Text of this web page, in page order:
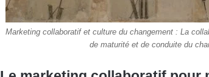
Marketing collaboratif et culture du changement : La
de maturité et de conduite du